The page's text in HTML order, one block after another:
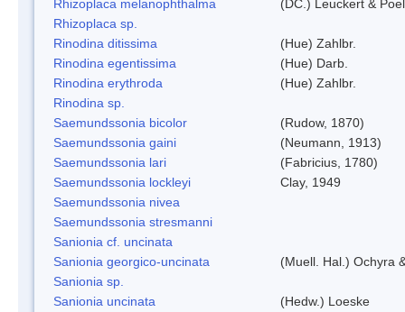
Rhizoplaca melanophthalma
(DC.) Leuckert &
Rhizoplaca sp.
Rinodina ditissima
(Hue) Zahlbr.
Rinodina egentissima
(Hue) Darb.
Rinodina erythroda
(Hue) Zahlbr.
Rinodina sp.
Saemundssonia bicolor
(Rudow, 1870)
Saemundssonia gaini
(Neumann, 1913)
Saemundssonia lari
(Fabricius, 1780)
Saemundssonia lockleyi
Clay, 1949
Saemundssonia nivea
Saemundssonia stresmanni
Sanionia cf. uncinata
Sanionia georgico-uncinata
(Muell. Hal.) Ochyra
Sanionia sp.
Sanionia uncinata
(Hedw.) Loeske